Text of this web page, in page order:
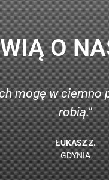
O
samochodu.
WERONIKA U.
WEJHEROWO